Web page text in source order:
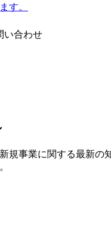
す。
い合わせ
規事業に関する最新の